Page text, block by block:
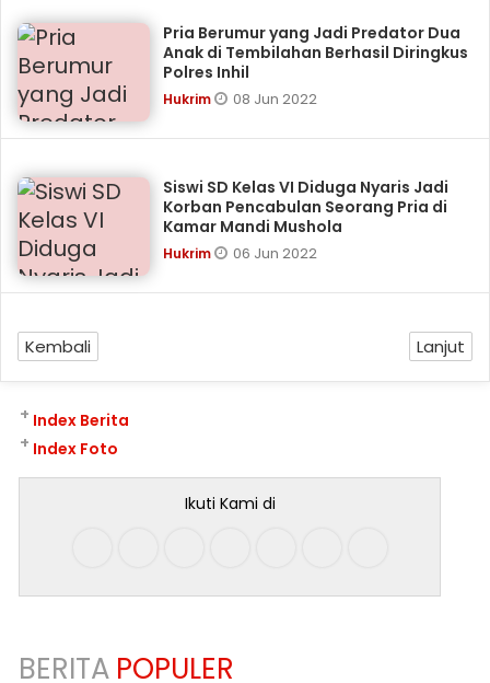
Pria Berumur yang Jadi Predator Dua
Anak di Tembilahan Berhasil Diringkus
Polres Inhil
Hukrim 08 Jun 2022
Siswi SD Kelas VI Diduga Nyaris Jadi
Korban Pencabulan Seorang Pria di
Kamar Mandi Mushola
Hukrim 06 Jun 2022
Kembali Lanjut
Index Berita
+
Index Foto
+
Ikuti Kami di
BERITA POPULER